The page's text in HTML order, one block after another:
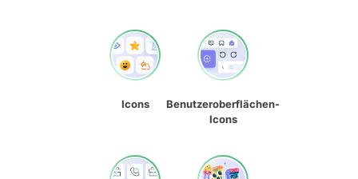
Icons
Benutzeroberflächen-
Icons